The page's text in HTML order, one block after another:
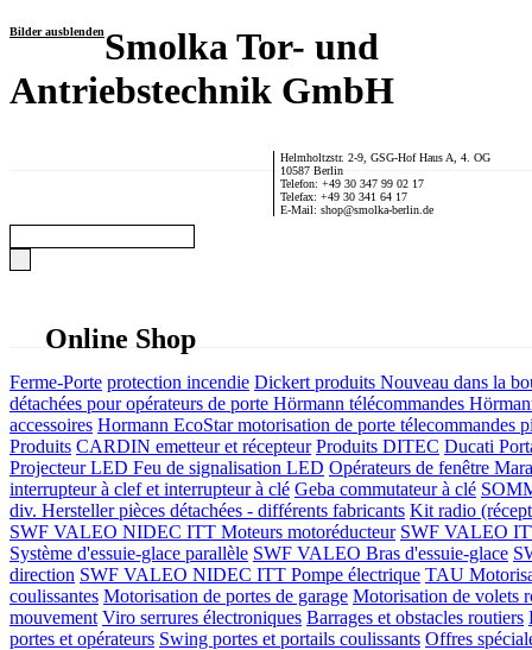
Bilder ausblendenSmolka Tor- und
Antriebstechnik GmbH
Helmholtzstr. 2-9, GSG-Hof Haus A, 4. OG
10587 Berlin
Telefon: +49 30 347 99 02 17
Telefax: +49 30 341 64 17
E-Mail: shop@smolka-berlin.de
Online Shop
Ferme-Porte protection incendie Dickert produits Nouveau dans la
détachées pour opérateurs de porte Hörmann télécommandes
accessoires Hormann EcoStar motorisation de porte télecommandes
Produits CARDIN emetteur et récepteur Produits DITEC Ducati
Projecteur LED Feu de signalisation LED Opérateurs de fenêtre
interrupteur à clef et interrupteur à clé Geba commutateur à clé
div. Herstellerpièces détachées - différents fabricants Kit radio
SWF VALEO NIDEC ITT Moteurs motoréducteur SWF VALEO
Système d'essuie-glace parallèle SWF VALEO Bras d'essuie-glace
direction SWF VALEO NIDEC ITT Pompe électrique TAU
coulissantes Motorisation de portes de garage Motorisation de volets
mouvement Viro serrures électroniques Barrages et obstacles routiers
portes et opérateurs Swing portes et portails coulissants Offres